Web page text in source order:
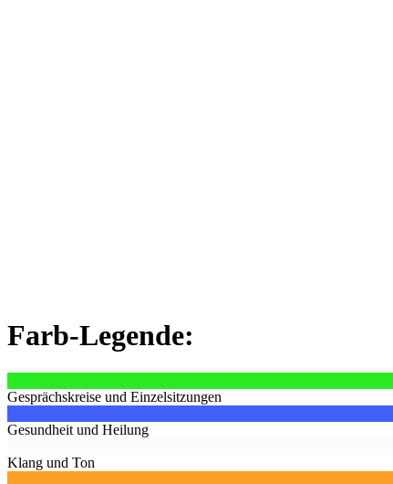
Farb-Legende:
Gesprächskreise und Einzelsitzungen
Gesundheit und Heilung
Klang und Ton